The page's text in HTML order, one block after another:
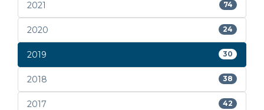
2021 74
2020 24
2019 30
2018 38
2017 42